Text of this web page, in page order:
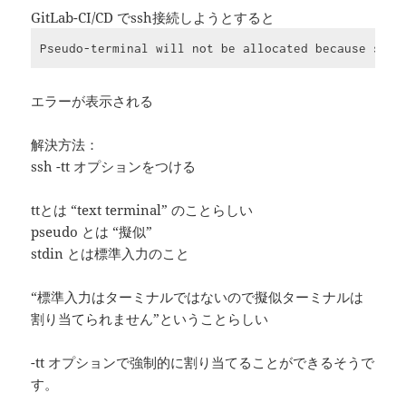
GitLab-CI/CD でssh接続しようとすると
Pseudo-terminal will not be allocated because
エラーが表示される
解決方法：
ssh -tt オプションをつける
ttとは “text terminal” のことらしい
pseudo とは “擬似”
stdin とは標準入力のこと
“標準入力はターミナルではないので擬似ターミナルは
割り当てられません”ということらしい
-tt オプションで強制的に割り当てることができるそうで
す。